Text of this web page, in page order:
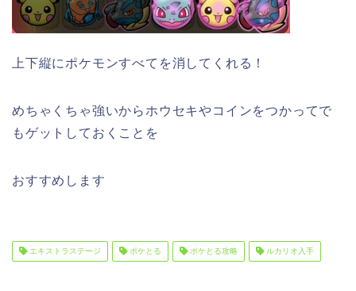
上下縦にポケモンすべてを消してくれる！
めちゃくちゃ強いからホウセキやコインをつかってで
もゲットしておくことを
おすすめします
エキストラステージ ポケとる ポケとる攻略 ルカリオ入手